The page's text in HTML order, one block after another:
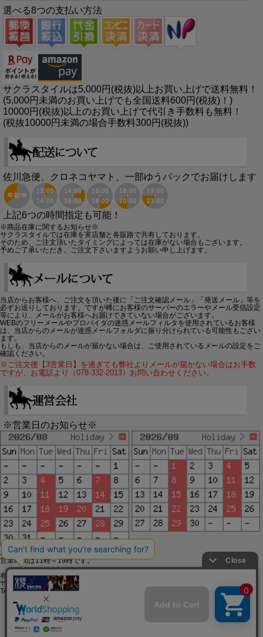
選べる8つの支払い方法
サクラスタイルは5,000円(税抜)以上お買い上げで送料無料！
(5,000円未満のお買い上げでも全国送料600円(税抜)！)
10000円(税抜)以上のお買い上げで代引き手数料も無料！
(税抜10000円未満の場合手数料300円(税抜))
佐川急便、クロネコヤマト、一部ゆうパックでお届けします
上記6つの時間指定も可能！
※商品在庫に関するお知らせ※
サクラスタイルでは在庫を実店舗と各販路で共有しております。
そのため、ご注文頂いたタイミングによっては在庫がない場合もございます。
予めご了承いただき、ご注文下さいますようお願い申し上げます。
当店からお客様へ、ご注文を頂いた後に「ご注文確認メール」「発送メール」等を
必ずお送りしております。ですが稀にお客様のサーバーのエラーやメール受信設定
等により、メールがお客様へお届けできていない場合がございます。
WEBのフリーメールやプロバイダの迷惑メールフィルタを使用されているお客様
は、当店からのメールが迷惑メールフォルダに振り分けられている可能性もござい
ます。
もしも、当店からのメールが届かない場合は、ご使用されているメールの設定をご
確認ください。
※ご注文後【3営業日】を過ぎても弊社よりメールが届かない場合はお手数
ですが、お電話より（078-332-2013）お問い合わせください。
※営業日のお知らせ※
赤字で塗られた日は配送定休日です。
営業時間は11時～19時です。
有限会社ジップジップ SakuraStyle通販事業部
〒650-0021 神戸市中央区三宮町3-9-19イトウビル1,4F
Tel:078-332-2013 FAX:078-333-6644
SSL/TLSとは?